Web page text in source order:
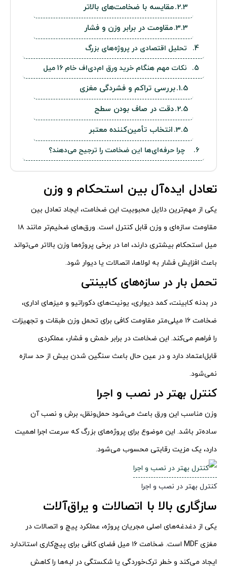
مقایسه با ضخامت‌های بالاتر
مقاومت در برابر وزن و فشار
تحلیل اقتصادی در پروژه‌های بزرگ
نکات مهم هنگام خرید ورق ام‌دی‌اف خام 16 میل
بررسی تراکم و فشردگی مغزی
دقت در صاف بودن سطح
انتخاب تأمین‌کننده معتبر
چرا حرفه‌ای‌ها این ضخامت را ترجیح می‌دهند؟
تعادل ایده‌آل بین استحکام و وزن
یکی از مهم‌ترین دلایل محبوبیت این ضخامت، ایجاد تعادل بین
مقاومت سازه‌ای و وزن قابل کنترل است. ورق‌های ضخیم‌تر مانند ۱۸
میل استحکام بیشتری دارند، اما در برخی پروژه‌ها وزن بالاتر می‌تواند
باعث افزایش فشار به لولاها، اتصالات یا دیوار شود.
تحمل بار در سازه‌های کابینتی
در بدنه کابینت، کمد دیواری، یونیت‌های دکوراتیو و میزهای اداری،
ضخامت ۱۶ میلی‌متر مقاومت کافی برای تحمل وزن طبقات و تجهیزات
را فراهم می‌کند. این ضخامت در برابر خمش و فشار، عملکردی
قابل‌اعتماد دارد و در عین حال باعث سنگین شدن بیش از حد سازه
نمی‌شود.
کنترل بهتر در نصب و اجرا
وزن مناسب این ورق باعث می‌شود حمل‌ونقل، برش و نصب آن
ساده‌تر باشد. این موضوع برای پروژه‌های بزرگ که سرعت اجرا اهمیت
دارد، یک مزیت رقابتی محسوب می‌شود.
کنترل بهتر در نصب و اجرا
سازگاری بالا با اتصالات و یراق‌آلات
یکی از دغدغه‌های اصلی مجریان پروژه، عملکرد پیچ و اتصالات در
مغزی MDF است. ضخامت ۱۶ میل فضای کافی برای پیچ‌کاری استاندارد
ایجاد می‌کند و خطر ترک‌خوردگی یا شکستگی در لبه‌ها را کاهش